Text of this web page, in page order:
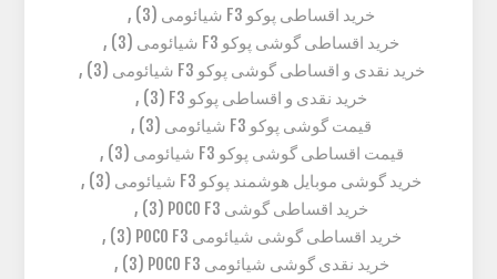
خرید اقساطی پوکو F3 شیائومی
(3)
,
خرید اقساطی گوشی پوکو F3 شیائومی
(3)
,
خرید نقدی و اقساطی گوشی پوکو F3 شیائومی
(3)
,
خرید نقدی و اقساطی پوکو F3
(3)
,
قیمت گوشی پوکو F3 شیائومی
(3)
,
قیمت اقساطی گوشی پوکو F3 شیائومی
(3)
,
خرید گوشی موبایل هوشمند پوکو F3 شیائومی
(3)
,
خرید اقساطی گوشی POCO F3
(3)
,
خرید اقساطی گوشی شیائومی POCO F3
(3)
,
خرید نقدی گوشی شیائومی POCO F3
(3)
,